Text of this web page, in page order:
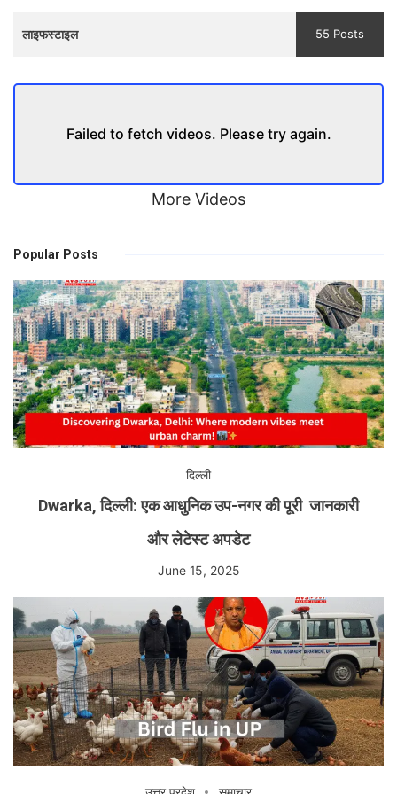
लाइफस्टाइल 55 Posts
Failed to fetch videos. Please try again.
More Videos
Popular Posts
दिल्ली
Dwarka, दिल्ली: एक आधुनिक उप-नगर की पूरी जानकारी
और लेटेस्ट अपडेट
June 15, 2025